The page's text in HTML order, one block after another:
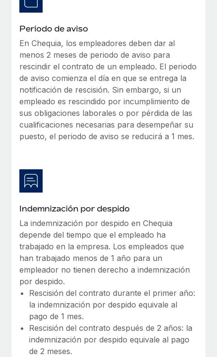
Apertura de entidades
Abre entidades conforme a la legalidad enseguida.
Movilidad y reubicación
Reubica a los empleados con facilidad.
Prestaciones
Gestiona las prestaciones de los empleados sin
complicaciones.
BLOG
Novedades de producto de Remote:
Management Plus
La misión de Remote sigue siendo ayudar a empresas de
todos los tamaños a contratar, gestionar y...
Más información
Pento se convierte en un empleador equitativo
con Remote
Más información
Periodo de aviso
En Chequia, los empleadores deben dar al
menos 2 meses de periodo de aviso para
rescindir el contrato de un empleado. El periodo
de aviso comienza el día en que se entrega la
notificación de rescisión. Sin embargo, si un
empleado es rescindido por incumplimiento de
sus obligaciones laborales o por pérdida de las
cualificaciones necesarias para desempeñar su
puesto, el periodo de aviso se reducirá a 1 mes.
Indemnización por despido
La indemnización por despido en Chequia
depende del tiempo que el empleado ha
trabajado en la empresa. Los empleados que
han trabajado menos de 1 año para un
empleador no tienen derecho a indemnización
por despido.
Rescisión del contrato durante el primer año:
la indemnización por despido equivale al
pago de 1 mes.
Rescisión del contrato después de 2 años: la
indemnización por despido equivale al pago
de 2 meses.